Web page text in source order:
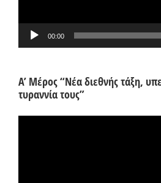
00:00
Α’ Μέρος “Νέα διεθνής τάξη,
τυραννία τους”